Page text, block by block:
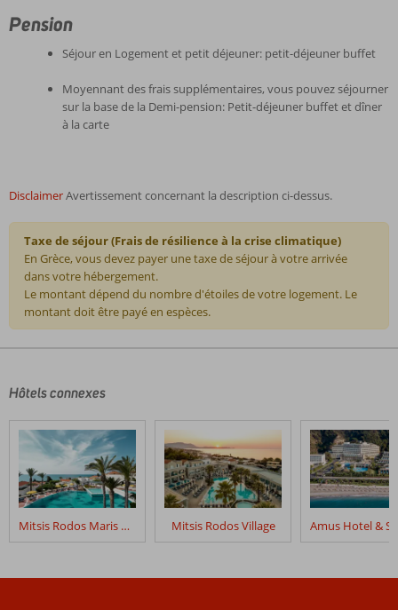
Pension
Séjour en Logement et petit déjeuner: petit-déjeuner buffet
Moyennant des frais supplémentaires, vous pouvez séjourner
sur la base de la Demi-pension: Petit-déjeuner buffet et dîner
à la carte
DisclaimerAvertissement concernant la description ci-dessus.
Taxe de séjour (Frais de résilience à la crise climatique)
En Grèce, vous devez payer une taxe de séjour à votre arrivée
dans votre hébergement.
Le montant dépend du nombre d'étoiles de votre logement. Le
montant doit être payé en espèces.
écrits
nos
leur
séjour
Casa
Hôtels connexes
Mitsis Rodos Maris Resort & Spa Mitsis Rodos Village